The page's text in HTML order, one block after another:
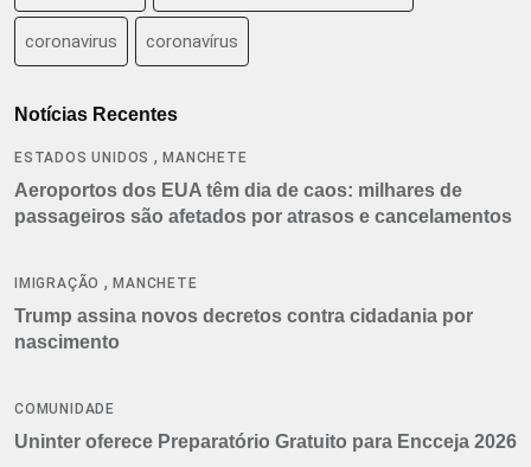
coronavirus coronavírus
Notícias Recentes
ESTADOS UNIDOS ,MANCHETE
Aeroportos dos EUA têm dia de caos: milhares de
passageiros são afetados por atrasos e cancelamentos
IMIGRAÇÃO ,MANCHETE
Trump assina novos decretos contra cidadania por
nascimento
COMUNIDADE
Uninter oferece Preparatório Gratuito para Encceja 2026